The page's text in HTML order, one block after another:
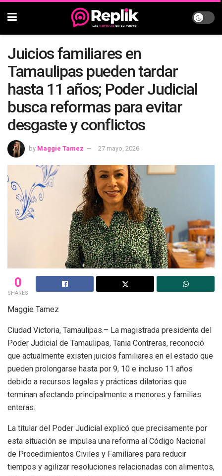
Juicios familiares en
Tamaulipas pueden tardar
hasta 11 años; Poder Judicial
busca reformas para evitar
desgaste y conflictos
by Maggie Tamez 27 mayo, 2026
0
SHARES
Maggie Tamez
Ciudad Victoria, Tamaulipas.– La magistrada presidenta del
Poder Judicial de Tamaulipas, Tania Contreras, reconoció
que actualmente existen juicios familiares en el estado que
pueden prolongarse hasta por 9, 10 e incluso 11 años
debido a recursos legales y prácticas dilatorias que
terminan afectando principalmente a menores y familias
enteras.
La titular del Poder Judicial explicó que precisamente por
esta situación se impulsa una reforma al Código Nacional
de Procedimientos Civiles y Familiares para reducir
tiempos y agilizar resoluciones relacionadas con alimentos,